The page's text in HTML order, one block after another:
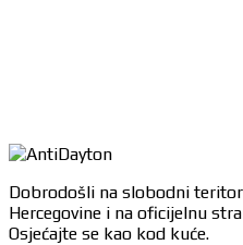
Dobrodošli na slobodni
Hercegovine i na oficijelnu
Osjećajte se kao kod kuće.